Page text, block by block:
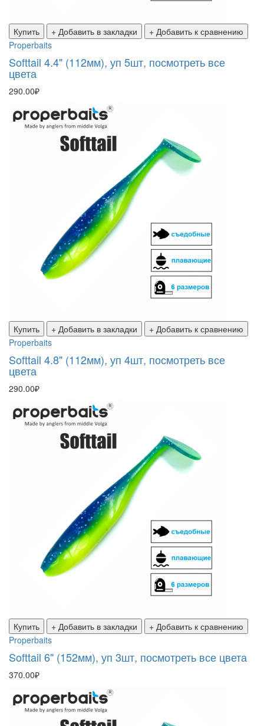
Купить + Добавить в закладки
+ Добавить к сравнению
Properbaits
Softtail 4.4" (112мм), уп 5шт, посмотреть все
цвета
290.00₽
Купить + Добавить в закладки
+ Добавить к сравнению
Properbaits
Softtail 4.8" (112мм), уп 4шт, посмотреть все
цвета
290.00₽
Купить + Добавить в закладки
+ Добавить к сравнению
Properbaits
Softtail 6" (152мм), уп 3шт, посмотреть все цвета
370.00₽